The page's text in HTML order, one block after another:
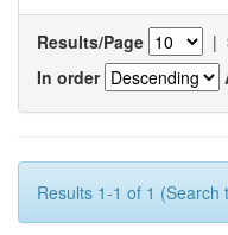
Results/Page |
In order
Results 1-1 of 1 (Search